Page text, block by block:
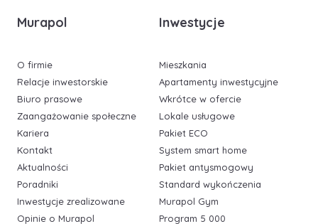
Murapol
O firmie
Relacje inwestorskie
Biuro prasowe
Zaangażowanie społeczne
Kariera
Kontakt
Aktualności
Poradniki
Inwestycje zrealizowane
Opinie o Murapol
Inwestycje
Mieszkania
Apartamenty inwestycyjne
Wkrótce w ofercie
Lokale usługowe
Pakiet ECO
System smart home
Pakiet antysmogowy
Standard wykończenia
Murapol Gym
Program 5 000